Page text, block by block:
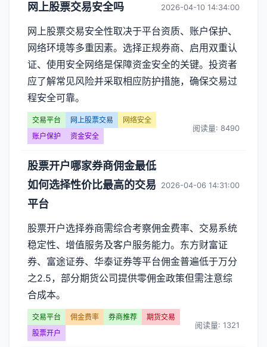
网上股票交易安全吗 2026-04-10 14:34:00
网上股票交易安全性取决于平台资质、账户保护、
网络环境等多重因素。选择正规券商、启用双重认
证、使用安全网络是保障资金安全的关键。投资者
应了解常见风险并采取相应防护措施，确保交易过
程安全可靠。
交易平台 网上股票交易
网络安全
账户保护
资金安全
阅读量: 8490
股票开户哪家券商佣金最低
如何选择性价比最高的交易
平台
2026-04-06 14:31:00
股票开户选择券商需综合考察佣金费率、交易系统
稳定性、增值服务及客户服务能力。东方财富证
券、富途证券、华泰证券等平台佣金普遍低于万分
之2.5，部分期货公司提供零佣金政策但需注意综
合成本。
交易平台 佣金费率 券商推荐
期货交易
股票开户
阅读量: 1321